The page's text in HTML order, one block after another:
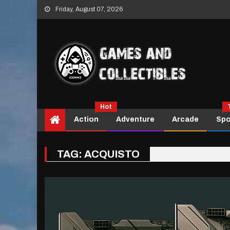
Skip
to
Friday, August 07, 2026
Action
Hot
Adventure Arcade
TAG: ACQUISTO